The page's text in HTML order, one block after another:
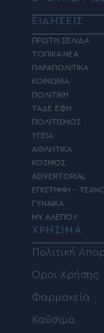
ΕΙΔΗΣΕΙΣ
ΠΡΩΤΗ ΣΕΛΙΔΑ
ΤΟΠΙΚΑ ΝΕΑ
ΠΑΡΑΠΟΛΙΤΙΚΑ
ΚΟΙΝΩΝΙΑ
ΠΟΛΙΤΙΚΗ
ΤΑΔΕ ΕΦΗ
ΠΟΛΙΤΙΣΜΟΣ
ΥΓΕΙΑ
ΑΘΛΗΤΙΚΑ
ΚΟΣΜΟΣ
ADVERTORIAL
ΕΠΙΣΤΗΜΗ –
ΓΥΝΑΙΚΑ
MY ΑΛΕΠΟΥ
ΧΡΗΣΙΜΑ
Πολιτική
Όροι Χρήσης
Φαρμακεία
Καύσιμα